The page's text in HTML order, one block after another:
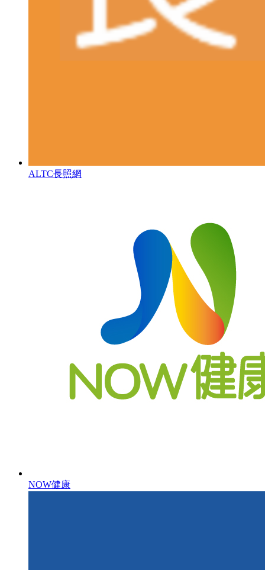
ALTC長照網
NOW健康